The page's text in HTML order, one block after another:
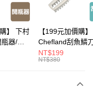
】 下村
器/開
料理道
【199元加價購】
Chefland刮魚鱗
魚鱗器/廚房用品/
道具/任二件8折
NT$199
NT$380